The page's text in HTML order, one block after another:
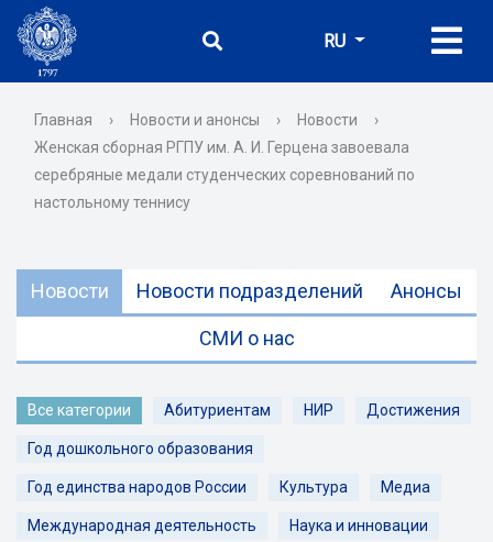
RU
Главная › Новости и анонсы › Новости
›
Женская сборная РГПУ им. А. И. Герцена завоевала
серебряные медали студенческих соревнований по
настольному теннису
Новости Новости подразделений Анонсы
СМИ о нас
Все категории Абитуриентам НИР Достижения
Год дошкольного образования
Год единства народов России Культура Медиа
Международная деятельность Наука и инновации